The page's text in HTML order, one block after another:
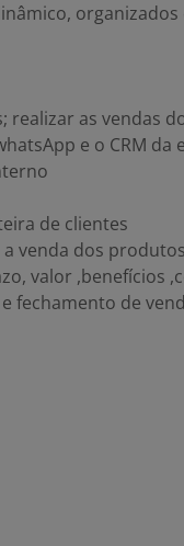
organizados
realizar as vendas
e o CRM da
de clientes
venda dos
valor ,benefícios
fechamento de